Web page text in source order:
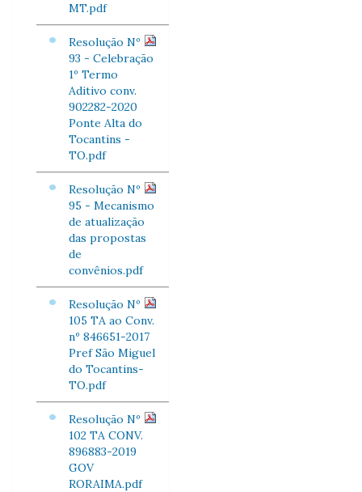
MT.pdf
Resolução Nº
93 - Celebração
1º Termo
Aditivo conv.
902282-2020
Ponte Alta do
Tocantins -
TO.pdf
Resolução Nº
95 - Mecanismo
de atualização
das propostas
de
convênios.pdf
Resolução Nº
105 TA ao Conv.
nº 846651-2017
Pref São Miguel
do Tocantins-
TO.pdf
Resolução Nº
102 TA CONV.
896883-2019
GOV
RORAIMA.pdf